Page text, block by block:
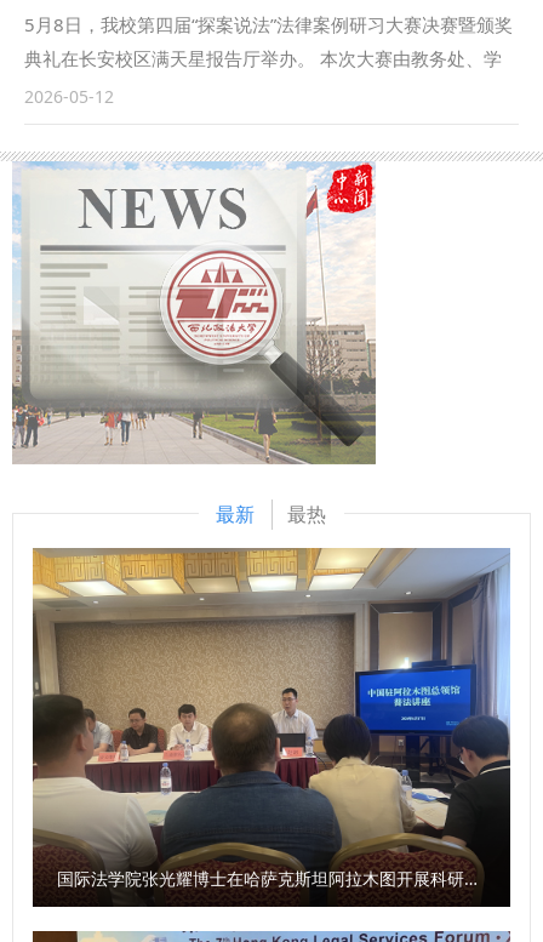
稳致远、开创新局；要聚焦实干建功，把潜心治学的深厚积淀
转化为推动发展的实际成效，以实干实绩践行初心使命；要发
校事业高质量发展和强国建设贡献统战力量。 张荣刚对学校
开展主题教育进行了安排部署。他强调，各民主党派、无党派
人士要充分发挥人才荟萃、智力密集的独特优势，强化资源共
享与协同联动，深化与校外各界的合作交流，不断提升参政议
政的广度与深度，推动专业优势与履职实践深度融合，在法治
建设、社会治理等领域形成更多有分量的建言成果。 会上集
体学习了习近平总书记关于树立和践行正确政绩观的重要论
述，传达了省委教育工委《关于支持全省高校各民主党派、无
党派人士开展“参政为公、实干为民”主题教育的通知》精神。
学校民盟、民建、民进、农工党、致公党、九三学社等民主党
校发展实际，围绕贯彻落实主题教育工作部署进行交流发言。
各民主党派基层组织负责人、骨干代表及无党派人士代表参加
会议。 （供稿：党委统战部 撰稿：吕凌、娄佳 审核：燕福
民）
疆政法学院习近平法治思想研究中心执行主任、法学院院长）
张书友担任与谈人，参与点评与互动交流。 本届论坛由教育
部社会科学委员会法学学部等单位主办，是全国法学界深入学
习研究习近平法治思想、推动人权理论创新的重要学术平台。
论坛以“习近平法治思想中的人权理论研究”为主题，汇聚全国
200余位法学专家，围绕人权理念阐释、自主知识体系构建、
数智技术与人权保障、全球人权治理中国贡献等前沿议题开展
深度研讨。我校高度重视此次学术交流，组织精干研究力量积
极参与。经本次论坛执委会研究确定，下一届论坛将由我校承
办、新疆政法学院协办。 （撰稿：杨锦帆 审核：陈玺 供稿：
习近平法治思想研究中心）
5月8日，我校第四届“探案说法”法律案例研习大赛决赛暨颁奖
典礼在长安校区满天星报告厅举办。 本次大赛由教务处、学
工部、校团委、公安学院（公共安全法学院）联合主办，北京
浩略律师事务所独家冠名。校党委副书记郭武军，学校相关职
能部门、各学院负责人及公安学院（公共安全法学院）领导班
子成员出席活动，各学院师生代表现场观摩。大赛特邀公安、
检察、法院、律所及高校领域专家担任评委，保障赛事专业性
与权威性。 伴随着庄严国歌，国旗护卫队登台展旗，大赛正
式拉开帷幕。校党委副书记郭武军致辞，他表示，学校一以贯
之持续强化法学实践教学，深化协同育人模式，“探案说法”大
赛历经三届积淀，已成为联通法治理论与司法实践、培育法治
人才的重要平台。他勉励全体参赛学子以赛促学、以赛促行，
坚定法治理想，锤炼专业本领，自觉做社会主义法治的忠实崇
尚者、自觉遵守者、坚定捍卫者，在法治建设征程中展现青年
担当。 案例展演环节，各参赛队伍聚焦刑事司法领域热点典
型案件，从案情梳理、事实还原、法理剖析、法律适用等维
度，开展全方位专业拆解与深度研习。选手们逻辑缜密、思辨
深入，精准厘清案件脉络、研判证据链条、阐释法治内涵，充
分展现了扎实的专业功底与良好的法治素养，有效营造了学
法、懂法、守法、用法的浓厚校园氛围。 评委嘉宾依次对赛
事进行点评，充分肯定大赛案例选题的典型性与时代性，以及
参赛队伍的专业表现，同时从细节打磨、法条适用、实务贴合
度等方面提出指导意见，助力学子提升专业实践能力。 本次
大赛自去年12月启动，吸引了西南政法大学、甘肃政法大学、
海南警察学院、西北政法大学等多所高校百余名学子参赛，历
经多轮角逐，评选出一、二、三等奖及最佳风采奖。参赛学子
以过硬实力展现了新时代青年坚守法治信仰、践行青春使命的
2026-05-12
最新 最热
国际法学院张光耀博士在哈萨克斯坦阿拉木图开展科研与社会服务活动